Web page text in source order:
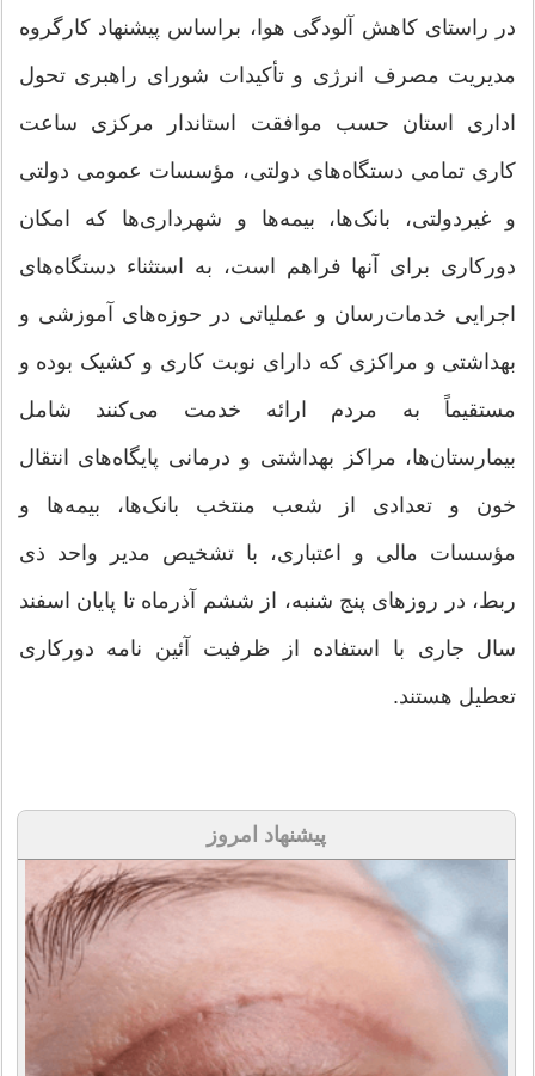
در راستای کاهش آلودگی هوا، براساس پیشنهاد کارگروه
مدیریت مصرف انرژی و تأکیدات شورای راهبری تحول
اداری استان حسب موافقت استاندار مرکزی ساعت
کاری تمامی دستگاه‌های دولتی، مؤسسات عمومی دولتی
و غیردولتی، بانک‌ها، بیمه‌ها و شهرداری‌ها که امکان
دورکاری برای آنها فراهم است، به استثناء دستگاه‌های
اجرایی خدمات‌رسان و عملیاتی در حوزه‌های آموزشی و
بهداشتی و مراکزی که دارای نوبت کاری و کشیک بوده و
مستقیماً به مردم ارائه خدمت می‌کنند شامل
بیمارستان‌ها، مراکز بهداشتی و درمانی پایگاه‌های انتقال
خون و تعدادی از شعب منتخب بانک‌ها، بیمه‌ها و
مؤسسات مالی و اعتباری، با تشخیص مدیر واحد ذی
ربط، در روزهای پنج شنبه، از ششم آذرماه تا پایان اسفند
سال جاری با استفاده از ظرفیت آئین نامه دورکاری
تعطیل هستند.
پیشنهاد امروز